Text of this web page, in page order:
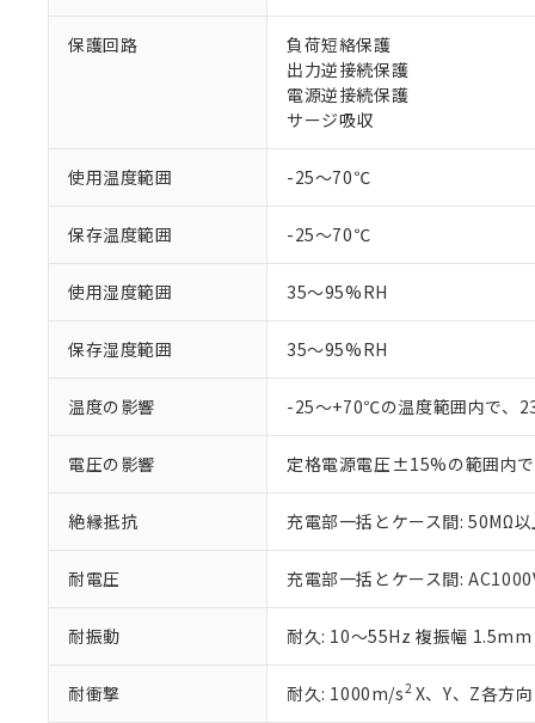
保護回路
負荷短絡保護
出力逆接続保護
電源逆接続保護
サージ吸収
使用温度範囲 -25～70℃
保存温度範囲 -25～70℃
使用湿度範囲 35～95%RH
保存湿度範囲 35～95%RH
温度の影響 -25～+70℃の温度範囲内で、
電圧の影響 定格電源電圧±15%の範囲内
絶縁抵抗 充電部一括とケース間: 50MΩ
耐電圧 充電部一括とケース間:
耐振動 耐久: 10～55Hz 複振幅 1.5mm
耐衝撃 耐久: 1000m/s2X、Y、Z各方
ご利用条件
くものです。
オムロン制
在庫状況お
す。
マイパーツ
が、当社の
さい。
※当社の共同
いる法人を
調査・確認中：
非該当品：ライセ
仕入先様の事情に
但し、RoHS指令で産
フタル酸エステル類の
※2 対応予定月
部品在庫の切り替
※3 非含有証明
下記の非含有証明
EU RoHS指令（
51物質の非含有証
※本証明書は発行
また、RoHS指令
混在することから
※1 中国
「○」：最大均質
Pb(鉛) :1000ppm、
Cr(Ⅵ)(六価クロム) :
DBP(フタル酸ジブチル
DEHP(フタル酸ビス(2-
※2 環境保護使
「ｅ」：有害物質
「10」：通常の使
味します。
「－」：未確認で
う）を輸出
当社は規制
また当社は
たしません。
－
在庫な
機器販
空
白
受注生